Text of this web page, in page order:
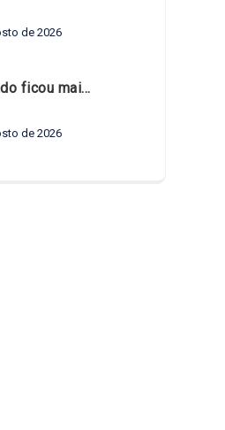
de 2026
O controle precisa acompanhar
de 2026